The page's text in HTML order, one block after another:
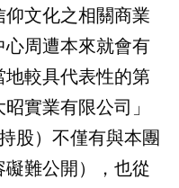
文化之相關商業
周遭本來就會有
較具代表性的第
實業有限公司」
股）不僅有與本團
難公開），也從